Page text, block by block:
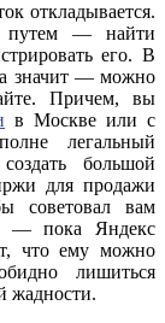
откладывается.
путем — найти
его. В
значит — можно
Причем, вы
в Москве или с
легальный
большой
для продажи
советовал вам
— пока Яндекс
что ему можно
лишиться
жадности.